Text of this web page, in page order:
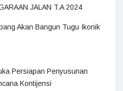
JALAN T.A 2024
Akan Bangun Tugu Ikonik
Persiapan Penyusunan
Kontijensi